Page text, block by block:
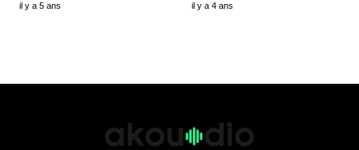
il y a 5 ans il y a 4 ans